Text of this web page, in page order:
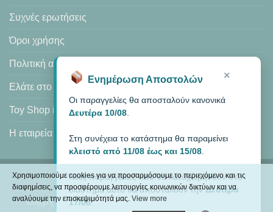
Συχνές ερωτήσεις
Όροι χρήσης
Πολιτική απορρήτου
Ελάτε στο κατάστημά μας
Toy Shop in Heraklion
Η εταιρεία μας
Visa PayPal MasterCard
Cash
On
Copyright 2026 ©MODEXCEL| Κατάστημα: Αμάλθειας 8,
×
Ενημέρωση Αποστολών
Οι παραγγελίες θα αποσταλούν κανονικά
Δευτέρα 10/08
Στη συνέχεια το κατάστημα θα παραμείνει
κλειστό από 11/08 έως και 15/08
Νέες παραγγελίες που θα καταχωρηθούν στο
διάστημα αυτό θα αποσταλούν τηνΔευτέρα
17/08.
Χρησιμοποιούμε cookies για να προσαρμόσουμε το περιεχόμενο και τις
διαφημίσεις, να προσφέρουμε λειτουργίες κοινωνικών δικτύων και να
αναλύουμε την επισκεψιμότητά μας. View more